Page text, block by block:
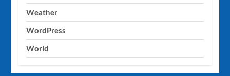
Weather
WordPress
World